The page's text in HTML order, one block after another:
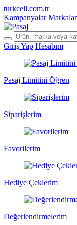
turkcell.com.tr
Kampanyalar Markalar
Giriş Yap Hesabım
Pasaj Limitini Öğren
Siparişlerim
Favorilerim
Hediye Çeklerim
Değerlendirmelerim